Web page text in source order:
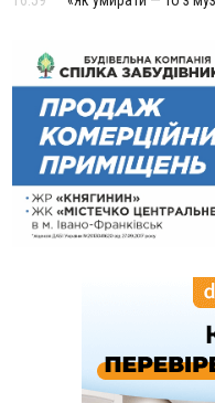
13:01
Ветеран з
штрафу від ТЦК за
12:26
ВІДЕО Про
від фантомного
11:12
Україна придбала у
пускових установок
08 Серпня
До +30°C і майже без
погоду на
У Франківську
збив жінку й утік: